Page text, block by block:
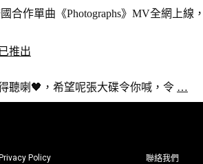
合作單曲《Photographs》MV全網上線，
推出
聽喇🖤，希望呢張大碟令你喊，令 …
Privacy Policy 聯絡我們